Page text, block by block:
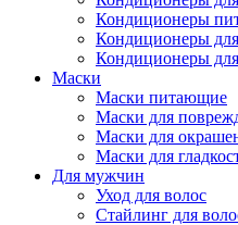
Кондиционеры
Кондиционеры
Кондиционеры
Маски
Маски питающие
Маски для
Маски для
Маски для
Для мужчин
Уход для волос
Стайлинг для